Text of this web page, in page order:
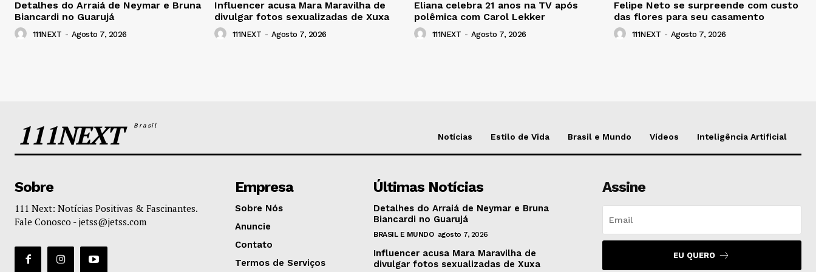
Detalhes do Arraiá de Neymar e Bruna
Biancardi no Guarujá
111NEXT - Agosto 7, 2026
Influencer acusa Mara Maravilha de
divulgar fotos sexualizadas de Xuxa
111NEXT - Agosto 7, 2026
Eliana celebra 21 anos na TV após
polêmica com Carol Lekker
111NEXT - Agosto 7, 2026
Felipe Neto se surpreende com custo
das flores para seu casamento
111NEXT - Agosto 7, 2026
111NEXTBrasil
Notícias Estilo de Vida Brasil e Mundo Vídeos Inteligência Artificial
Sobre
111 Next: Notícias Positivas & Fascinantes.
Fale Conosco - jetss@jetss.com
Empresa
Sobre Nós
Anuncie
Contato
Termos de Serviços
Últimas Notícias
Detalhes do Arraiá de Neymar e Bruna
Biancardi no Guarujá
BRASIL E MUNDO agosto 7, 2026
Influencer acusa Mara Maravilha de
divulgar fotos sexualizadas de Xuxa
Assine
EU QUERO